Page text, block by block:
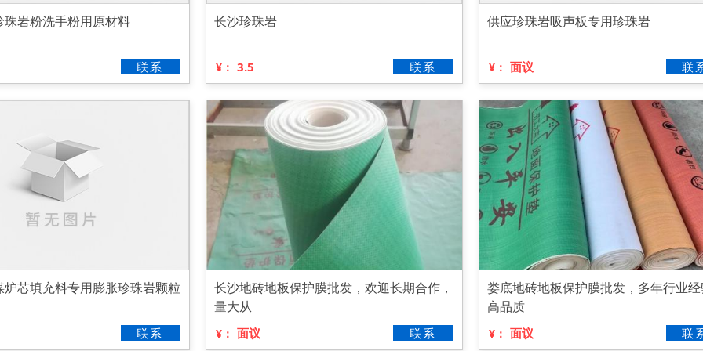
珠岩粉洗手粉用原材料
联系
长沙珍珠岩
¥： 3.5 联系
供应珍珠岩吸声板专用珍珠岩
¥： 面议 联
芯填充料专用膨胀珍珠岩颗粒
联系
长沙地砖地板保护膜批发，欢迎长期合作，
量大从
¥： 面议 联系
娄底地砖地板保护膜批发，多年行业
高品质
¥： 面议 联